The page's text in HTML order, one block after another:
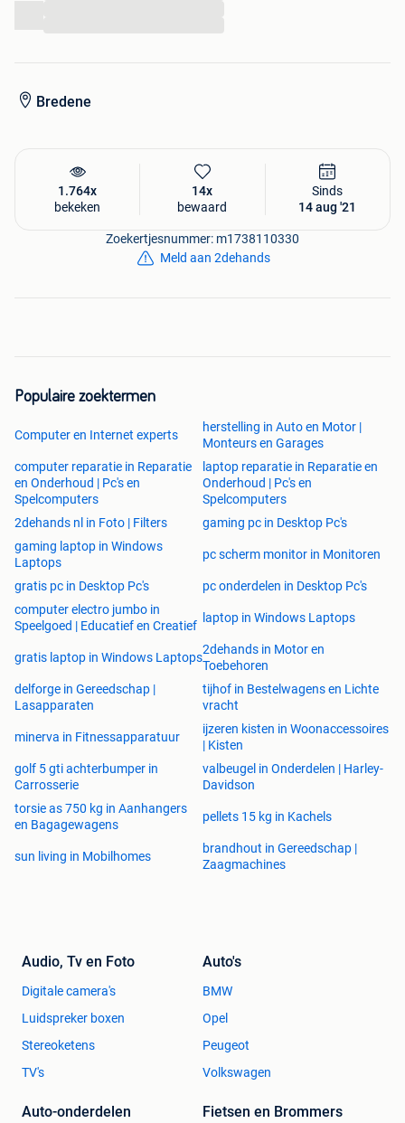
Bredene
1.764x
bekeken
14x
bewaard
Sinds
14 aug '21
Zoekertjesnummer: m1738110330
Meld aan 2dehands
Populaire zoektermen
Computer en Internet experts
herstelling in Auto en Motor |
Monteurs en Garages
computer reparatie in Reparatie
en Onderhoud | Pc's en
Spelcomputers
laptop reparatie in Reparatie en
Onderhoud | Pc's en
Spelcomputers
2dehands nl in Foto | Filters
gaming pc in Desktop Pc's
gaming laptop in Windows
Laptops
pc scherm monitor in Monitoren
gratis pc in Desktop Pc's
pc onderdelen in Desktop Pc's
computer electro jumbo in
Speelgoed | Educatief en Creatief
laptop in Windows Laptops
gratis laptop in Windows Laptops
2dehands in Motor en
Toebehoren
delforge in Gereedschap |
Lasapparaten
tijhof in Bestelwagens en Lichte
vracht
minerva in Fitnessapparatuur
ijzeren kisten in Woonaccessoires
| Kisten
golf 5 gti achterbumper in
Carrosserie
valbeugel in Onderdelen | Harley-
Davidson
torsie as 750 kg in Aanhangers
en Bagagewagens
pellets 15 kg in Kachels
sun living in Mobilhomes
brandhout in Gereedschap |
Zaagmachines
Audio, Tv en Foto
Digitale camera's
Luidspreker boxen
Stereoketens
TV's
Auto's
BMW
Opel
Peugeot
Volkswagen
Auto-onderdelen Fietsen en Brommers